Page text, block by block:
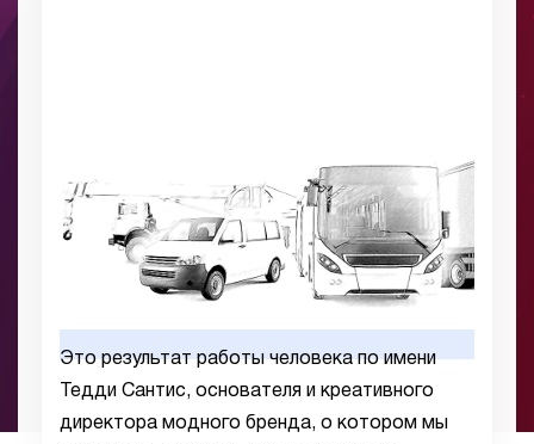
Это результат работы человека по имени
Тедди Сантис, основателя и креативного
директора модного бренда, о котором мы